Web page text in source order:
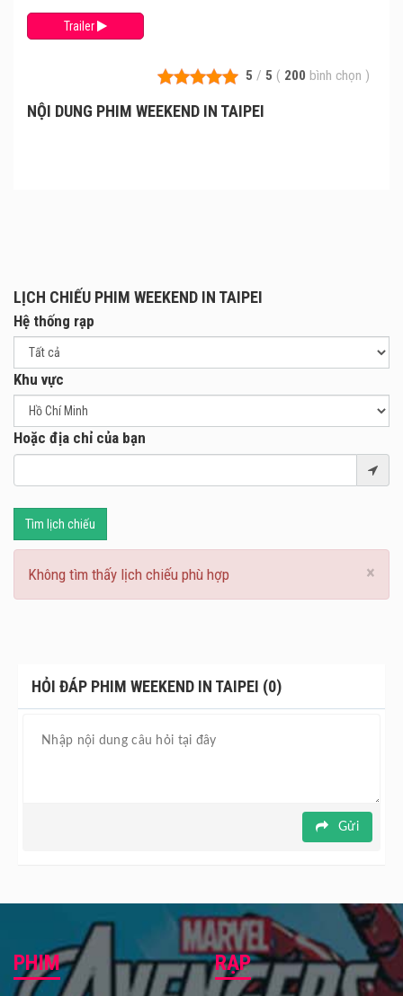
5 / 5 ( 200 bình chọn )
NỘI DUNG PHIM WEEKEND IN TAIPEI
Trailer
LỊCH CHIẾU PHIM WEEKEND IN TAIPEI
Hệ thống rạp
Khu vực
Hoặc địa chỉ của bạn
Tìm lịch chiếu
×
Không tìm thấy lịch chiếu phù hợp
HỎI ĐÁP PHIM WEEKEND IN TAIPEI (0)
Gửi
PHIM RẠP